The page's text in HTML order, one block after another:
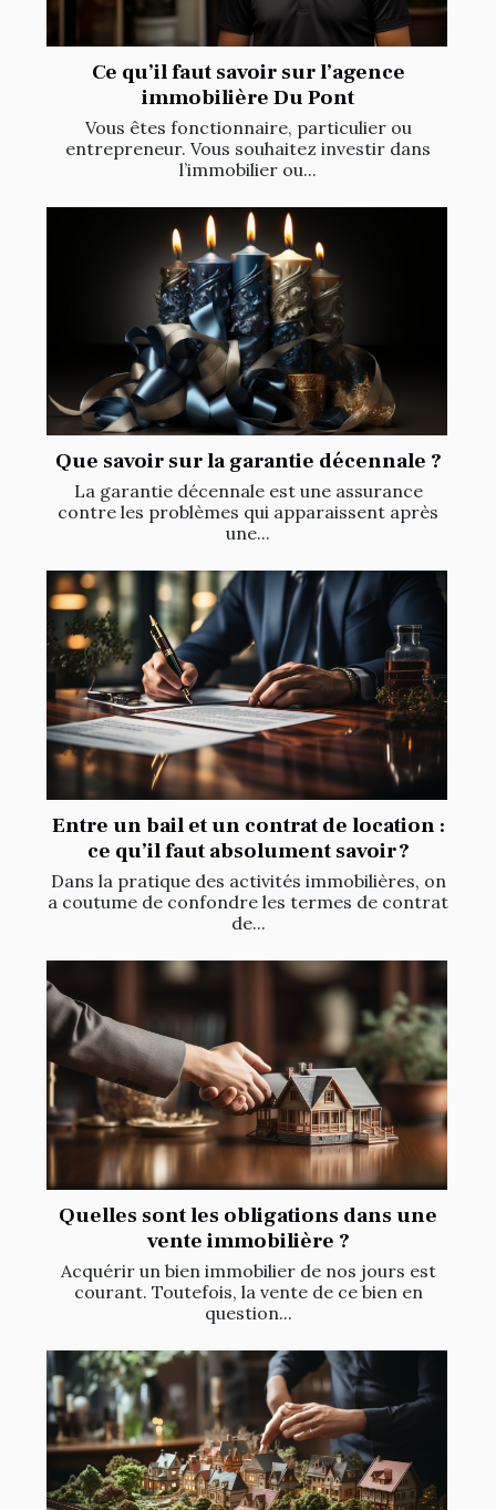
Ce qu’il faut savoir sur l’agence
immobilière Du Pont
Vous êtes fonctionnaire, particulier ou
entrepreneur. Vous souhaitez investir dans
l’immobilier ou...
Que savoir sur la garantie décennale ?
La garantie décennale est une assurance
contre les problèmes qui apparaissent après
une...
Entre un bail et un contrat de location :
ce qu’il faut absolument savoir ?
Dans la pratique des activités immobilières, on
a coutume de confondre les termes de contrat
de...
Quelles sont les obligations dans une
vente immobilière ?
Acquérir un bien immobilier de nos jours est
courant. Toutefois, la vente de ce bien en
question...